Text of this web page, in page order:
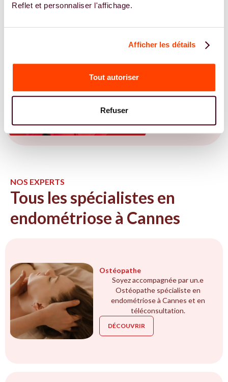
Reflet et personnaliser l'affichage.
Afficher les détails
Tout autoriser
Refuser
NOS EXPERTS
Tous les spécialistes en
endométriose à Cannes
Ostéopathe
Soyez accompagnée par un.e
Ostéopathe spécialiste en
endométriose à Cannes et en
téléconsultation.
DÉCOUVRIR